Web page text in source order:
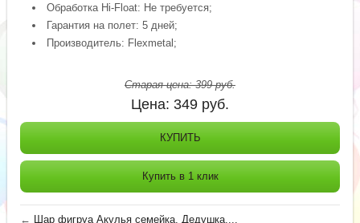
Обработка Hi-Float: Не требуется;
Гарантия на полет: 5 дней;
Производитель: Flexmetal;
Старая цена:399руб.
Цена: 349 руб.
КУПИТЬ
Купить в 1 клик
← Шар фигруа Акулья семейка, Дедушка,...